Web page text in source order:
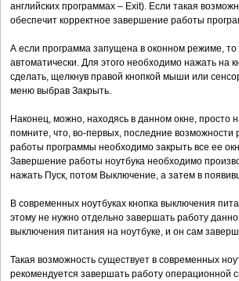
английских программах – Exit). Если такая
обеспечит корректное завершение работы
А если программа запущена в оконном режиме,
автоматически. Для этого необходимо нажать на
сделать, щелкнув правой кнопкой мыши или
меню выбрав Закрыть.
Наконец, можно, находясь в данном окне, просто
помните, что, во-первых, последние
работы программы необходимо закрыть все ее
Завершение работы ноутбука необходимо
нажать Пуск, потом Выключение, а затем в
В современных ноутбуках кнопка выключения
этому не нужно отдельно завершать работу
выключения питания на ноутбуке, и он сам
Такая возможность существует в современных
рекомендуется завершать работу